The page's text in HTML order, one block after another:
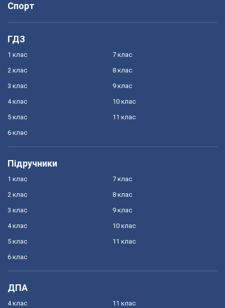
Спорт
ГДЗ
1 клас
2 клас
3 клас
4 клас
5 клас
6 клас
7 клас
8 клас
9 клас
10 клас
11 клас
Підручники
1 клас
2 клас
3 клас
4 клас
5 клас
6 клас
7 клас
8 клас
9 клас
10 клас
11 клас
ДПА
4 клас 11 клас